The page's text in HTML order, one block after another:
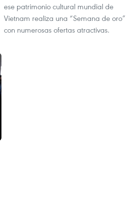
ese patrimonio cultural mundial de
Vietnam realiza una “Semana de oro”
con numerosas ofertas atractivas.